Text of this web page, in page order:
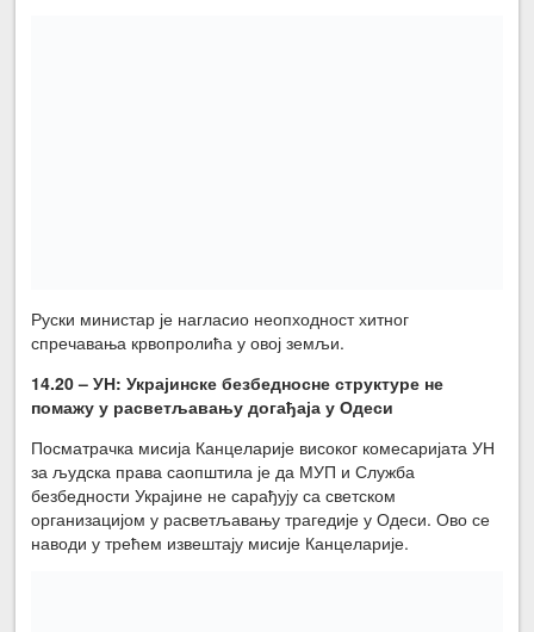
Руски министар је нагласио неопходност хитног
спречавања крвопролића у овој земљи.
14.20 – УН: Украјинске безбедносне структуре не
помажу у расветљавању догађаја у Одеси
Посматрачка мисија Канцеларије високог комесаријата УН
за људска права саопштила је да МУП и Служба
безбедности Украјине не сарађују са светском
организацијом у расветљавању трагедије у Одеси. Ово се
наводи у трећем извештају мисије Канцеларије.